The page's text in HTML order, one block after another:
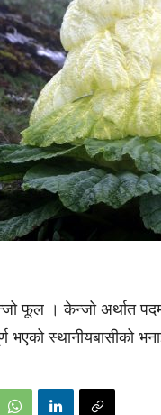
फूल । केन्जो अर्थात
स्थानीयबासीको